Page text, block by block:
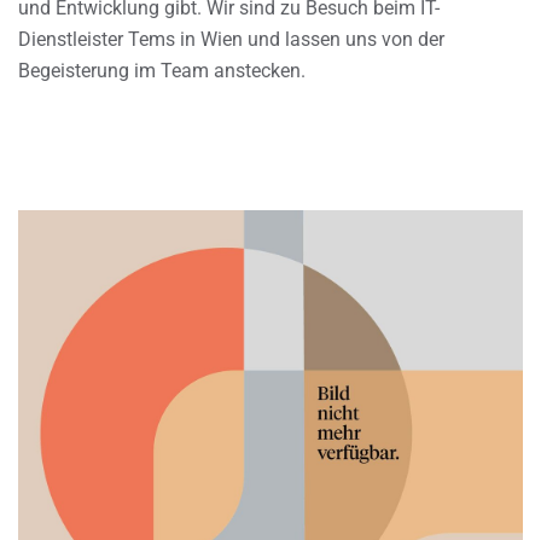
und Entwicklung gibt. Wir sind zu Besuch beim IT-
Dienstleister Tems in Wien und lassen uns von der
Begeisterung im Team anstecken.